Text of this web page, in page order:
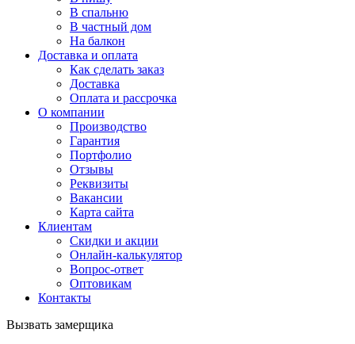
В спальню
В частный дом
На балкон
Доставка и оплата
Как сделать заказ
Доставка
Оплата и рассрочка
О компании
Производство
Гарантия
Портфолио
Отзывы
Реквизиты
Вакансии
Карта сайта
Клиентам
Скидки и акции
Онлайн-калькулятор
Вопрос-ответ
Оптовикам
Контакты
Вызвать замерщика